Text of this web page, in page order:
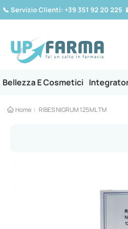
📞 Servizio Clienti: +39 351 92 20 225 📱
Bellezza E Cosmetici
Home RIBES NIGRUM 125ML TM